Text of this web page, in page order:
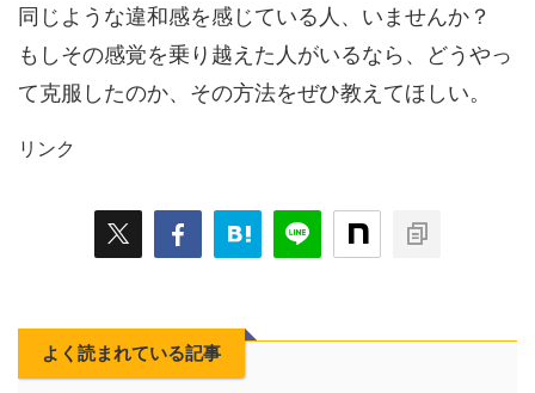
同じような違和感を感じている人、いませんか？
もしその感覚を乗り越えた人がいるなら、どうやっ
て克服したのか、その方法をぜひ教えてほしい。
リンク
よく読まれている記事